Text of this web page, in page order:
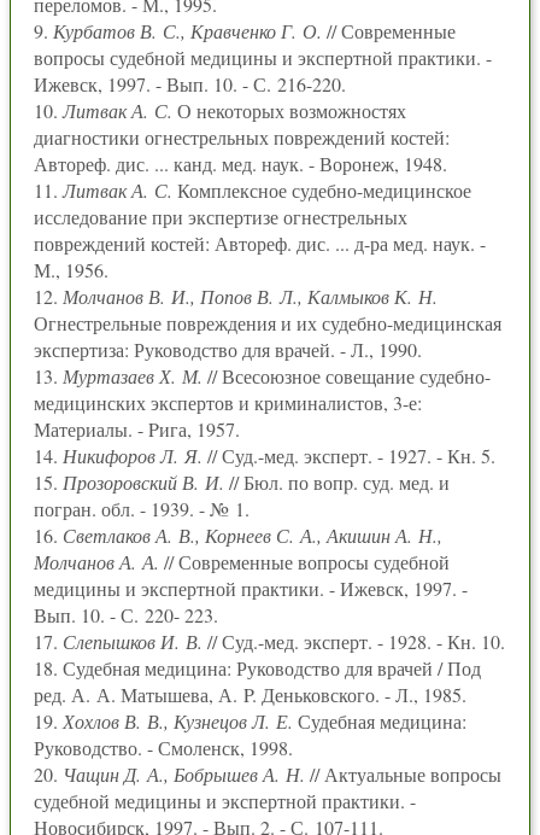
9. Курбатов В. С., Кравченко Г. О. // Современные
вопросы судебной медицины и экспертной практики. -
Ижевск, 1997. - Вып. 10. - С. 216-220.
10.Литвак А. С. О некоторых возможностях
диагностики огнестрельных повреждений костей:
Автореф. дис. ... канд. мед. наук. - Воронеж, 1948.
11.Литвак А. С. Комплексное судебно-медицинское
исследование при экспертизе огнестрельных
повреждений костей: Автореф. дис. ... д-ра мед. наук. -
М., 1956.
12. Молчанов В. И., Попов В. Л., Калмыков К. Н.
Огнестрельные повреждения и их судебно-медицинская
экспертиза: Руководство для врачей. - Л., 1990.
13. Муртазаев Х. М. // Всесоюзное совещание судебно-
медицинских экспертов и криминалистов, 3-е:
Материалы. - Pига, 1957.
14. Никифоров Л. Я. // Суд.-мед. эксперт. - 1927. - Кн. 5.
15. Прозоровский В. И. // Бюл. по вопp. суд. мед. и
погран. обл. - 1939. - № 1.
16. Светлаков А. В., Корнеев С. А., Акишин А. Н.,
Молчанов А. А. // Современные вопросы судебной
медицины и экспертной практики. - Ижевск, 1997. -
Вып. 10. - С. 220- 223.
17. Слепышков И. В. // Суд.-мед. эксперт. - 1928. - Кн. 10.
18. Судебная медицина: Руководство для врачей / Под
ред. А. А. Матышева, А. P. Деньковского. - Л., 1985.
19. Хохлов В. В., Кузнецов Л. Е. Судебная медицина:
Руководство. - Смоленск, 1998.
20. Чащин Д. А., Бобрышев А. Н. // Актуальные вопросы
судебной медицины и экспертной практики. -
Новосибирск, 1997. - Вып. 2. - С. 107-111.